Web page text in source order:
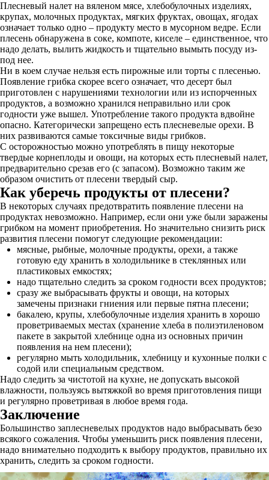
Плесневый налет на вяленом мясе, хлебобулочных изделиях,
крупах, молочных продуктах, мягких фруктах, овощах, ягодах
означает только одно – продукту место в мусорном ведре. Если
плесень обнаружена в соке, компоте, киселе – единственное, что
надо делать, вылить жидкость и тщательно вымыть посуду из-
под нее.
Ни в коем случае нельзя есть пирожные или торты с плесенью.
Появление грибка скорее всего означает, что десерт был
приготовлен с нарушениями технологии или из испорченных
продуктов, а возможно хранился неправильно или срок
годности уже вышел. Употребление такого продукта вдвойне
опасно. Категорически запрещено есть плесневелые орехи. В
них развиваются самые токсичные виды грибков.
С осторожностью можно употреблять в пищу некоторые
твердые корнеплоды и овощи, на которых есть плесневый налет,
предварительно срезав его (с запасом). Возможно таким же
образом очистить от плесени твердый сыр.
Как уберечь продукты от плесени?
В некоторых случаях предотвратить появление плесени на
продуктах невозможно. Например, если они уже были заражены
грибком на момент приобретения. Но значительно снизить риск
развития плесени помогут следующие рекомендации:
мясные, рыбные, молочные продукты, орехи, а также
готовую еду хранить в холодильнике в стеклянных или
пластиковых емкостях;
надо тщательно следить за сроком годности всех продуктов;
сразу же выбрасывать фрукты и овощи, на которых
замечены признаки гниения или первые пятна плесени;
бакалею, крупы, хлебобулочные изделия хранить в хорошо
проветриваемых местах (хранение хлеба в полиэтиленовом
пакете в закрытой хлебнице одна из основных причин
появления на нем плесени);
регулярно мыть холодильник, хлебницу и кухонные полки с
содой или специальным средством.
Надо следить за чистотой на кухне, не допускать высокой
влажности, пользуясь вытяжкой во время приготовления пищи
и регулярно проветривая в любое время года.
Заключение
Большинство заплесневелых продуктов надо выбрасывать безо
всякого сожаления. Чтобы уменьшить риск появления плесени,
надо внимательно подходить к выбору продуктов, правильно их
хранить, следить за сроком годности.